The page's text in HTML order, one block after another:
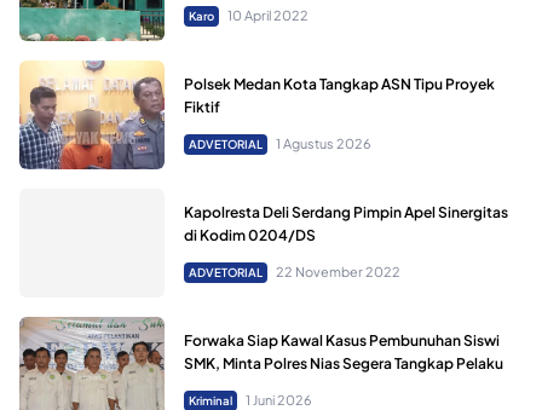
Karo 10 April 2022
Polsek Medan Kota Tangkap ASN Tipu Proyek
Fiktif
ADVETORIAL 1 Agustus 2026
Kapolresta Deli Serdang Pimpin Apel Sinergitas
di Kodim 0204/DS
ADVETORIAL 22 November 2022
Forwaka Siap Kawal Kasus Pembunuhan Siswi
SMK, Minta Polres Nias Segera Tangkap Pelaku
Kriminal 1 Juni 2026